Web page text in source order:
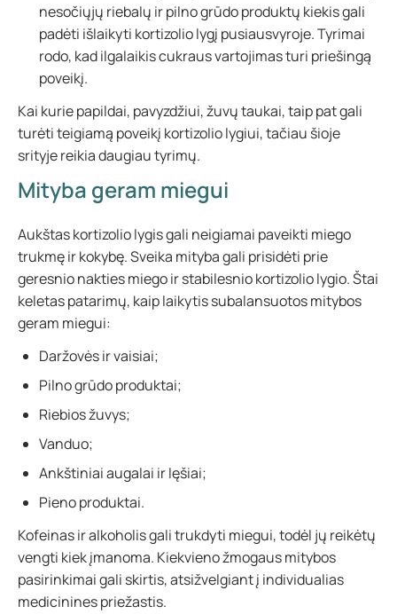
nesočiųjų riebalų ir pilno grūdo produktų kiekis gali
padėti išlaikyti kortizolio lygį pusiausvyroje. Tyrimai
rodo, kad ilgalaikis cukraus vartojimas turi priešingą
poveikį.
Kai kurie papildai, pavyzdžiui, žuvų taukai, taip pat gali
turėti teigiamą poveikį kortizolio lygiui, tačiau šioje
srityje reikia daugiau tyrimų.
Mityba geram miegui
Aukštas kortizolio lygis gali neigiamai paveikti miego
trukmę ir kokybę. Sveika mityba gali prisidėti prie
geresnio nakties miego ir stabilesnio kortizolio lygio. Štai
keletas patarimų, kaip laikytis subalansuotos mitybos
geram miegui:
Daržovės ir vaisiai;
Pilno grūdo produktai;
Riebios žuvys;
Vanduo;
Ankštiniai augalai ir lęšiai;
Pieno produktai.
Kofeinas ir alkoholis gali trukdyti miegui, todėl jų reikėtų
vengti kiek įmanoma. Kiekvieno žmogaus mitybos
pasirinkimai gali skirtis, atsižvelgiant į individualias
medicinines priežastis.